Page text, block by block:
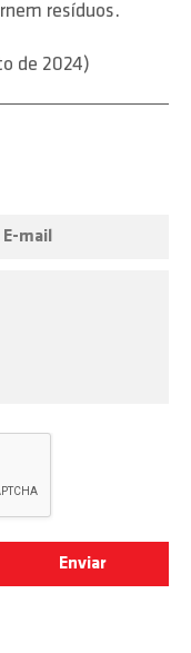
resíduos.
de 2024)